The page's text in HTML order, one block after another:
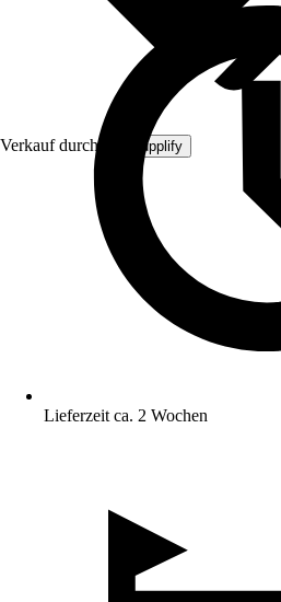
Verkauf durch: MySupplify
Lieferzeit ca. 2 Wochen